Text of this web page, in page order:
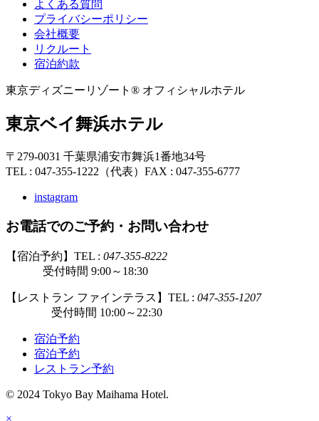
よくある質問
プライバシーポリシー
会社概要
リクルート
宿泊約款
東京ディズニーリゾート® オフィシャルホテル
東京ベイ舞浜ホテル
〒279-0031 千葉県浦安市舞浜1番地34号
TEL : 047-355-1222（代表） FAX : 047-355-6777
instagram
お電話でのご予約・お問い合わせ
【宿泊予約】TEL : 047-355-8222
受付時間 9:00～18:30
【レストラン ファインテラス】TEL : 047-355-1207
受付時間 10:00～22:30
宿泊予約
宿泊予約
レストラン予約
© 2024 Tokyo Bay Maihama Hotel.
×